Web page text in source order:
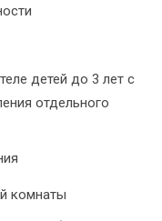
детей до 3 лет с
отдельного
комнаты